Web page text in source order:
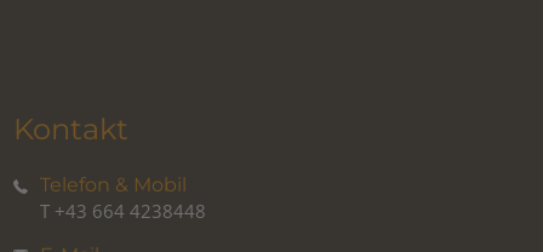
Kontakt
Telefon & Mobil
T +43 664 4238448